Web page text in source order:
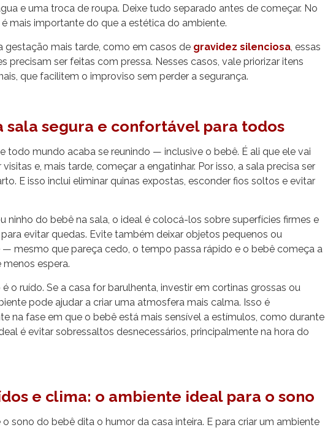
e uma troca de roupa. Deixe tudo separado antes de começar. No
mais importante do que a estética do ambiente.
gestação mais tarde, como em casos de gravidez silenciosa, essas
precisam ser feitas com pressa. Nesses casos, vale priorizar itens
que facilitem o improviso sem perder a segurança.
sala segura e confortável para todos
todo mundo acaba se reunindo — inclusive o bebê. É ali que ele vai
e, mais tarde, começar a engatinhar. Por isso, a sala precisa ser
E isso inclui eliminar quinas expostas, esconder fios soltos e evitar
ninho do bebê na sala, o ideal é colocá-los sobre superfícies firmes e
evitar quedas. Evite também deixar objetos pequenos ou
mesmo que pareça cedo, o tempo passa rápido e o bebê começa a
espera.
o ruído. Se a casa for barulhenta, investir em cortinas grossas ou
pode ajudar a criar uma atmosfera mais calma. Isso é
na fase em que o bebê está mais sensível a estímulos, como durante
é evitar sobressaltos desnecessários, principalmente na hora do
e clima: o ambiente ideal para o sono
sono do bebê dita o humor da casa inteira. E para criar um ambiente